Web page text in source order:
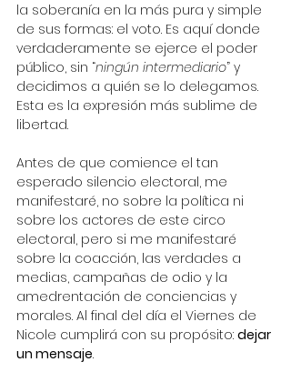
la soberanía en la más pura y simple
de sus formas: el voto. Es aquí donde
verdaderamente se ejerce el poder
público, sin “ningún intermediario” y
decidimos a quién se lo delegamos.
Esta es la expresión más sublime de
libertad.
Antes de que comience el tan
esperado silencio electoral, me
manifestaré, no sobre la política ni
sobre los actores de este circo
electoral, pero si me manifestaré
sobre la coacción, las verdades a
medias, campañas de odio y la
amedrentación de conciencias y
morales. Al final del día el Viernes de
Nicole cumplirá con su propósito: dejar
un mensaje.